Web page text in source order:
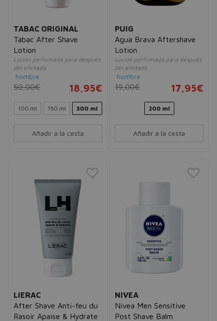
TABAC ORIGINAL
Tabac After Shave
Lotion
Loción perfumada para después
del afeitado
hombre
50,00€ 18,95€
100 ml 150 ml 300 ml
Añadir a la cesta
PUIG
Agua Brava Aftershave
Lotion
Loción perfumada para después
del afeitado
hombre
19,00€ 17,95€
200 ml
Añadir a la cesta
LIERAC
After Shave Anti-feu du
Rasoir Apaise & Hydrate
NIVEA
Nivea Men Sensitive
Post Shave Balm